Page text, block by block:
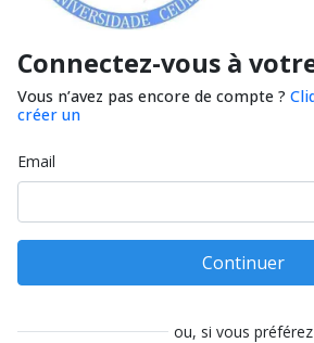
Connectez-vous à
Vous n’avez pas encore de compte ?
créer un
Email
Continuer
ou, si vous préférez